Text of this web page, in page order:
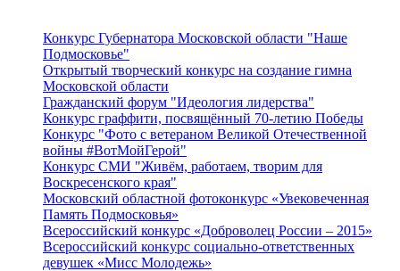
Конкурс Губернатора Московской области "Наше
Подмосковье"
Открытый творческий конкурс на создание гимна
Московской области
Гражданский форум "Идеология лидерства"
Конкурс граффити, посвящённый 70-летию Победы
Конкурс "Фото с ветераном Великой Отечественной
войны #ВотМойГерой"
Конкурс СМИ "Живём, работаем, творим для
Воскресенского края"
Московский областной фотоконкурс «Увековеченная
Память Подмосковья»
Всероссийский конкурс «Доброволец России – 2015»
Всероссийский конкурс социально-ответственных
девушек «Мисс Молодежь»